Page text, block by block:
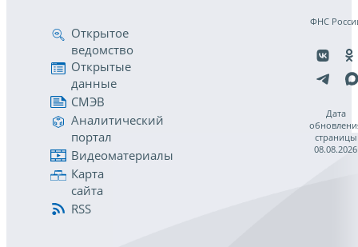
Открытое
ведомство
Открытые
данные
СМЭВ
Аналитический
портал
Видеоматериалы
Карта
сайта
RSS
ФНС
Дата
страницы
08.08.2026